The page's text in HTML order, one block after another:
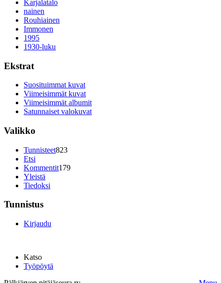
Karjalatalo
nainen
Rouhiainen
Immonen
1995
1930-luku
Ekstrat
Suosituimmat kuvat
Viimeisimmät kuvat
Viimeisimmät albumit
Satunnaiset valokuvat
Valikko
Tunnisteet823
Etsi
Kommentit179
Yleistä
Tiedoksi
Tunnistus
Kirjaudu
Katso
Työpöytä